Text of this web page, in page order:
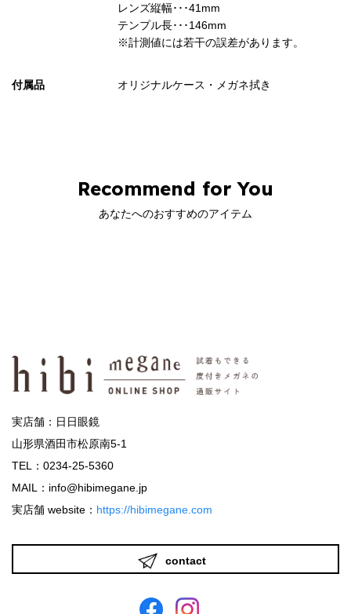
レンズ縦幅･･･41mm
テンプル長･･･146mm
※計測値には若干の誤差があります。
付属品 オリジナルケース・メガネ拭き
Recommend for You
あなたへのおすすめのアイテム
実店舗：日日眼鏡
山形県酒田市松原南5-1
TEL：0234-25-5360
MAIL：info@hibimegane.jp
実店舗 website： https://hibimegane.com
contact